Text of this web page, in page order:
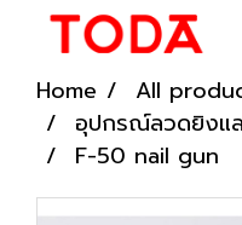
Home
All
อุปกรณ์ลวดยิงแล
F-50 nail gun